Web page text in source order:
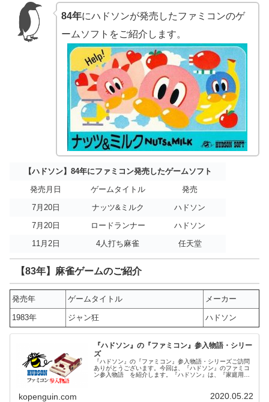
84年にハドソンが発売したファミコンのゲ
ームソフトをご紹介します。
【ハドソン】84年にファミコン発売したゲームソフト
発売月日
ゲームタイトル
発売
7月20日
ナッツ&ミルク
ハドソン
7月20日
ロードランナー
ハドソン
11月2日
4人打ち麻雀 任天堂
【83年】麻雀ゲームのご紹介
発売年 ゲームタイトル メーカー
1983年 ジャン狂 ハドソン
『ハドソン』の『ファミコン』参入物語・シリー
ズ
『ハドソン』の『ファミコン』参入物語・シリーズご訪問
ありがとうございます。今回は、『ハドソン』のファミコ
ン参入物語 を紹介します。『ハドソン』は、『家庭用ゲ
kopenguin.com 2020.05.22